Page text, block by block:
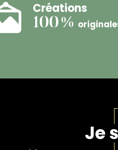
Créations
100%
Je